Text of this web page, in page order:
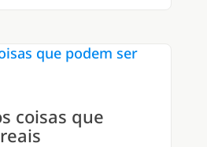
coisas que